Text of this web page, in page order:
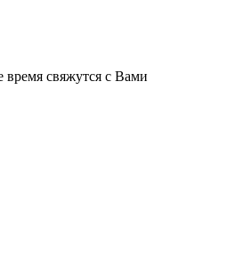
свяжутся с Вами